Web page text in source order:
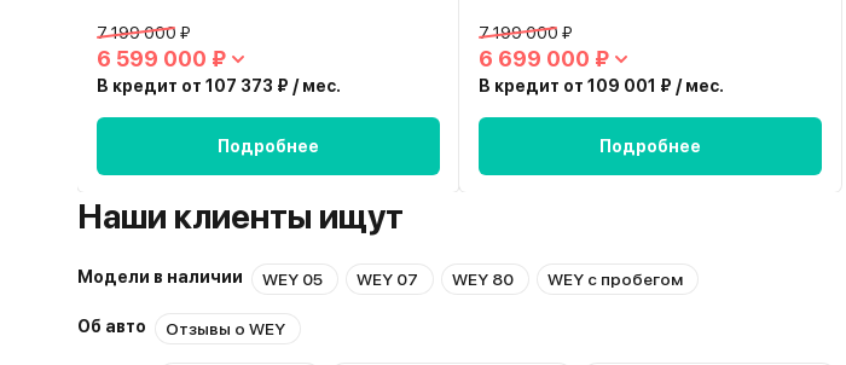
7 199 000 ₽
6 599 000 ₽
В кредит от 107 373 ₽ / мес.
Подробнее
7 199 000 ₽
6 699 000 ₽
В кредит от 109 001 ₽ / мес.
Подробнее
Наши клиенты ищут
Модели в наличии WEY 05 WEY 07 WEY 80 WEY с пробегом
Об авто Отзывы о WEY